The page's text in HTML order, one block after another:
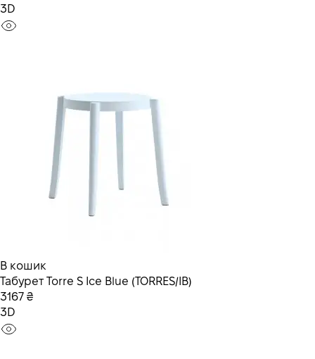
3D
В кошик
Табурет Torre S Ice Blue (TORRES/IB)
3167 ₴
3D